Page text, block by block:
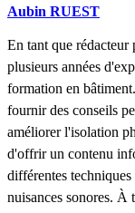
Aubin RUEST
En tant que
plusieurs années
formation en
fournir des conseils
améliorer l'isolation
d'offrir un contenu
différentes
nuisances sonores. À